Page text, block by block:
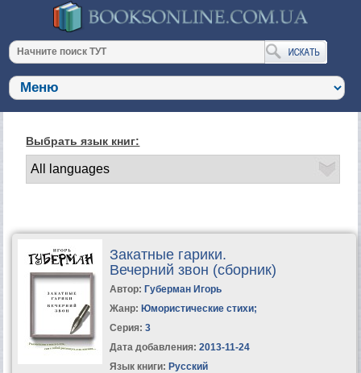
Выбрать язык книг:
Закатные гарики.
Вечерний звон (сборник)
Автор: Губерман Игорь
Жанр: Юмористические стихи;
Серия: 3
Дата добавления: 2013-11-24
Язык книги: Русский